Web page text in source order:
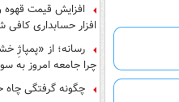
افزایش قیمت قهوه
افزار حسابداری
رسانه؛ از «پمپاژِ
چرا جامعه امروز به
چگونه گرفتگی چاه